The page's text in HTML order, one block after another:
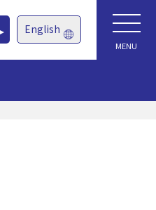
MENU
English